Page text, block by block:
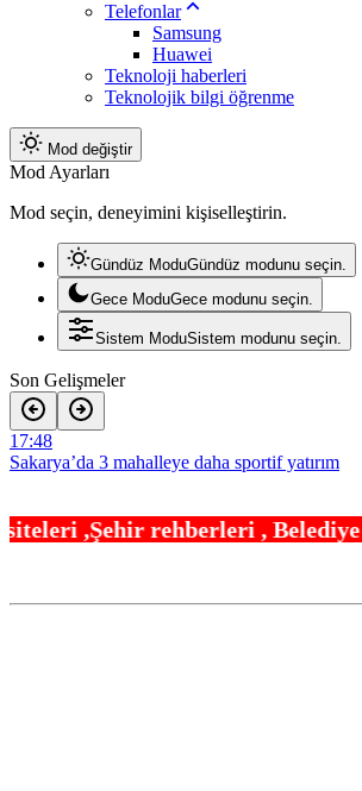
Telefonlar
Samsung
Huawei
Teknoloji haberleri
Teknolojik bilgi öğrenme
Mod değiştir
Mod Ayarları
Mod seçin, deneyimini kişiselleştirin.
Gündüz ModuGündüz modunu seçin.
Gece ModuGece modunu seçin.
Sistem ModuSistem modunu seçin.
Son Gelişmeler
17:48
Sakarya’da 3 mahalleye daha sportif yatırım
Çorum’da ailelere ücretsiz danışmanlık desteği
rehberleri , Belediye